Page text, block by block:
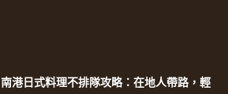
南港日式料理不排隊攻略：在地人帶路，輕